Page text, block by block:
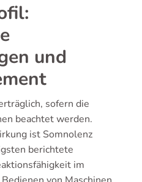
und
sofern die
beachtet werden.
ist Somnolenz
berichtete
im